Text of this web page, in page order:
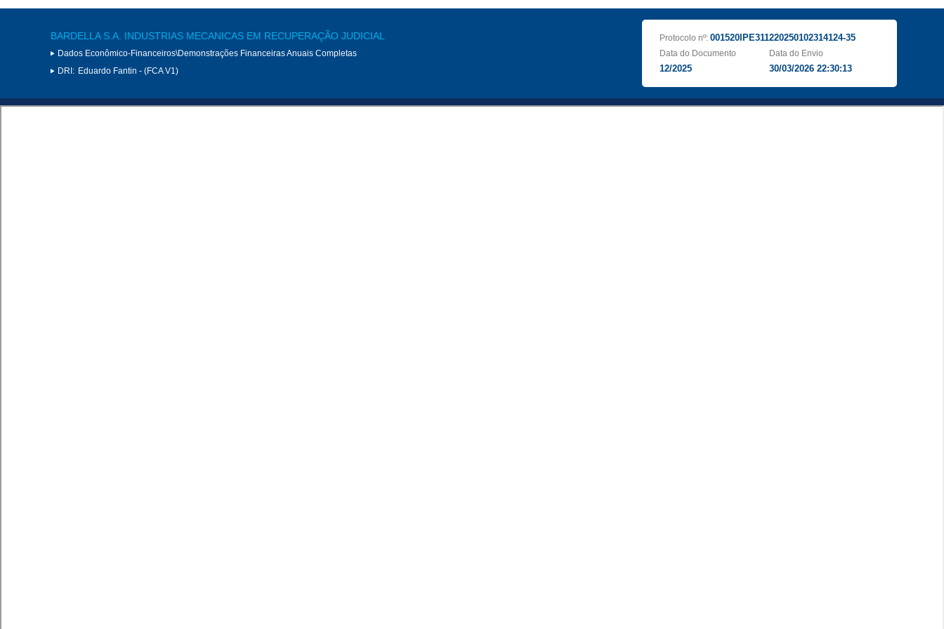
BARDELLA S.A. INDUSTRIAS MECANICAS EM RECUPERAÇÃO JUDICIAL
Dados Econômico-Financeiros\Demonstrações Financeiras Anuais Completas
DRI: Eduardo Fantin - (FCA V1)
Protocolo nº: 001520IPE311220250102314124-35
Data do Documento
12/2025
Data do Envio
30/03/2026 22:30:13